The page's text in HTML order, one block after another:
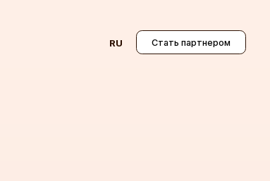
RU Стать партнером